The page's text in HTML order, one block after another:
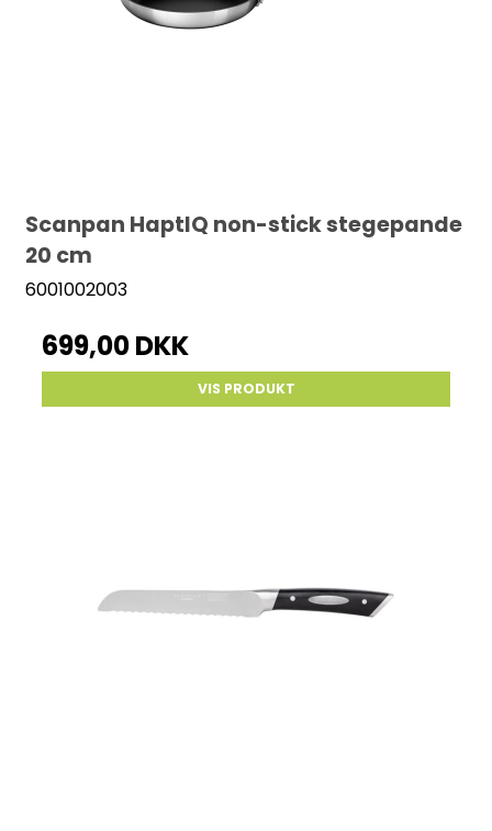
Scanpan HaptIQ non-stick stegepande
20 cm
6001002003
699,00 DKK
VIS PRODUKT